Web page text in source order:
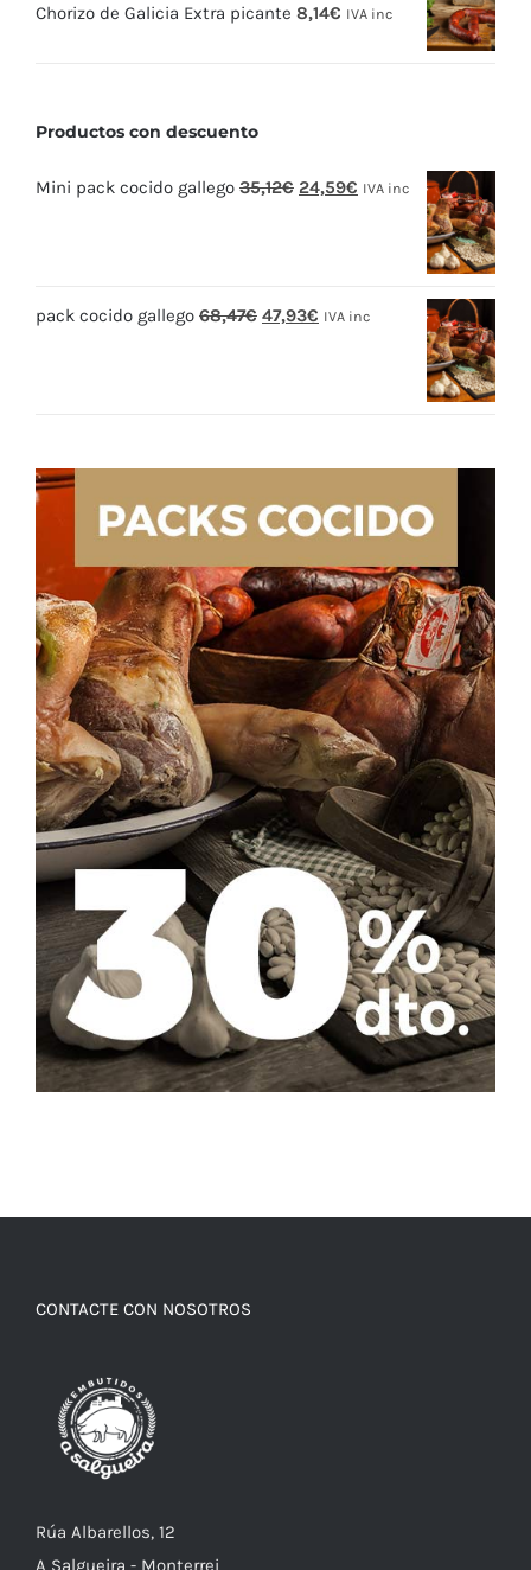
Chorizo de Galicia Extra picante 8,14€ IVA inc
Productos con descuento
Mini pack cocido gallego 35,12€ El
35,12€.
24,59€ El
24,59€.
IVA inc
pack cocido gallego 68,47€ El
47,93€ El
IVA inc
CONTACTE CON NOSOTROS
Rúa Albarellos, 12
A Salgueira - Monterrei